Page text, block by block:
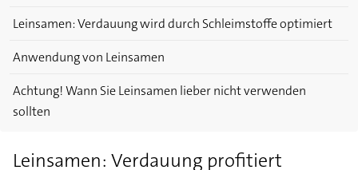
Leinsamen: Verdauung wird durch Schleimstoffe optimiert
Anwendung von Leinsamen
Achtung! Wann Sie Leinsamen lieber nicht verwenden
sollten
Leinsamen: Verdauung profitiert